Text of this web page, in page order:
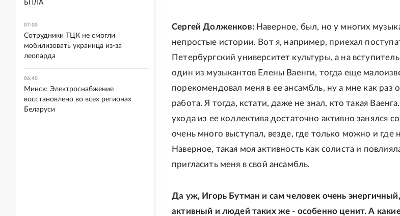
Сергей Долженков:Наверное, был, но у многих
непростые истории. Вот я, например, приехал
Петербургский университет культуры, а на
один из музыкантов Елены Ваенги, тогда еще
порекомендовал меня в ее ансамбль, ну а мне как раз
работа. Я тогда, кстати, даже не знал, кто такая
ухода из ее коллектива достаточно активно занялся
очень много выступал, везде, где только можно и где
Наверное, такая моя активность как солиста и
пригласить меня в свой ансамбль.
Да уж, Игорь Бутман и сам человек очень
активный и людей таких же - особенно ценит. А
БПЛА
07:00
Сотрудники ТЦК не смогли
мобилизовать украинца из-за
леопарда
06:40
Минск: Электроснабжение
восстановлено во всех регионах
Беларуси